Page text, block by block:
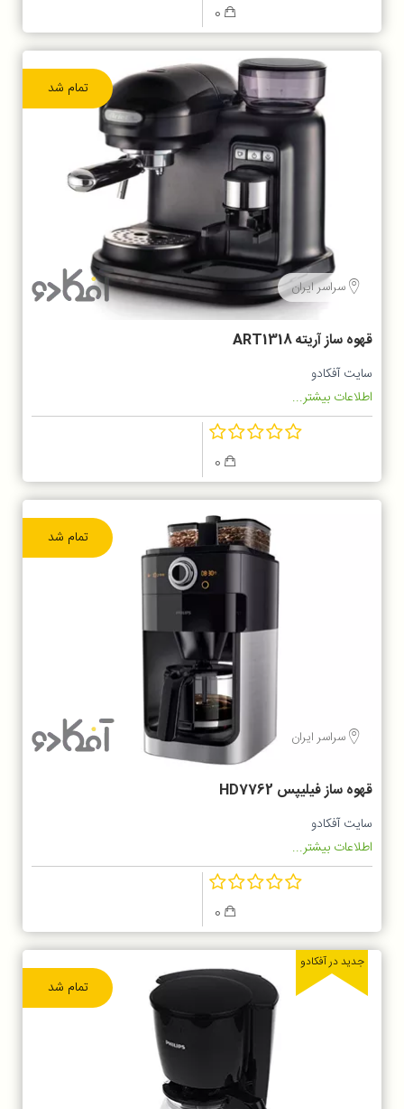
0
تمام شد
سراسر ایران
قهوه ساز آریته ART1318
سایت آفکادو
اطلاعات بیشتر...
0
تمام شد
سراسر ایران
قهوه ساز فیلیپس HD7762
سایت آفکادو
اطلاعات بیشتر...
0
تمام شد
جدید در آفکادو